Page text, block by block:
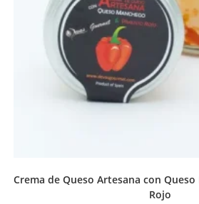
Crema de Queso Artesana con
Rojo